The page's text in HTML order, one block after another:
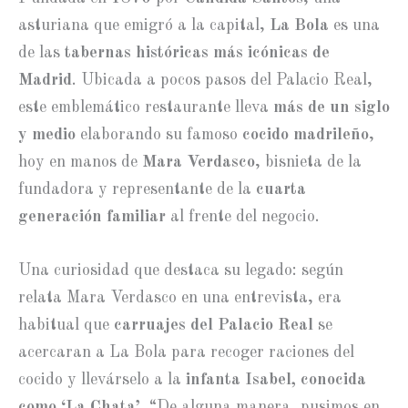
asturiana que emigró a la capital,
La Bola es una
de las tabernas históricas más icónicas de
Madrid . Ubicada a pocos pasos del Palacio Real,
este emblemático restaurante lleva más de un siglo
y medio elaborando su famoso cocido madrileño,
hoy en manos de Mara Verdasco, bisnieta de la
fundadora y representante de la cuarta
generación familiar al frente del negocio.
Una curiosidad que destaca su legado: según
relata Mara Verdasco en una entrevista, era
habitual que carruajes del Palacio Real se
acercaran a La Bola para recoger raciones del
cocido y llevárselo a la infanta Isabel, conocida